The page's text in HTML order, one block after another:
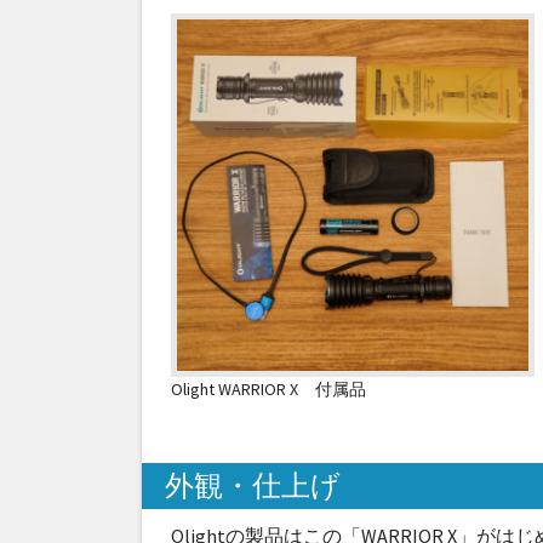
Olight WARRIOR X 付属品
外観・仕上げ
Olightの製品はこの「WARRIOR X」がは